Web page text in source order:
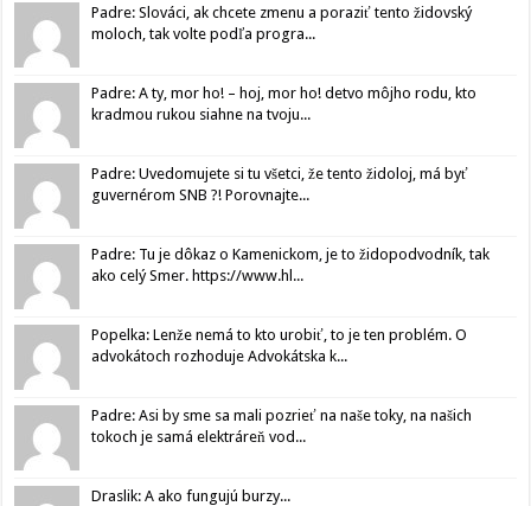
Padre: Slováci, ak chcete zmenu a poraziť tento židovský
moloch, tak volte podľa progra...
Padre: A ty, mor ho! – hoj, mor ho! detvo môjho rodu, kto
kradmou rukou siahne na tvoju...
Padre: Uvedomujete si tu všetci, že tento židoloj, má byť
guvernérom SNB ?! Porovnajte...
Padre: Tu je dôkaz o Kamenickom, je to židopodvodník, tak
ako celý Smer. https://www.hl...
Popelka: Lenže nemá to kto urobiť, to je ten problém. O
advokátoch rozhoduje Advokátska k...
Padre: Asi by sme sa mali pozrieť na naše toky, na našich
tokoch je samá elektráreň vod...
Draslik: A ako fungujú burzy...